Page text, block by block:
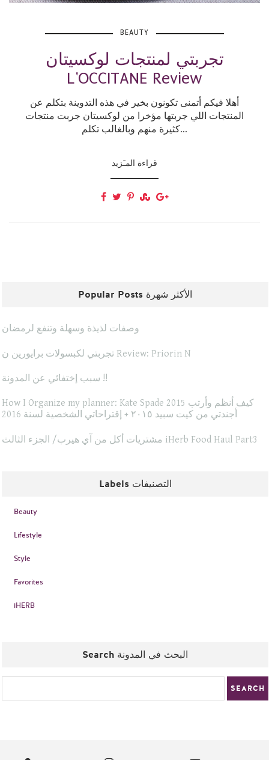
BEAUTY
تجربتي لمنتجات لوكسيتان
L'OCCITANE Review
أهلا فيكم أتمنى تكونون بخير في هذه التدوينة بتكلم عن
المنتجات اللي جربتها مؤخرا من لوكسيتان جربت منتجات
كثيرة منهم وبالغالب تكلم...
قراءة المـَزيد
Popular Posts الأكثر شهرة
وصفات لذيذة وسهلة وتنفع لرمضان
تجربتي لكبسولات برايورين ن Review: Priorin N
سبب إختفائي عن المدونة !!
How I Organize my planner: Kate Spade 2015 كيف أنظم وأرتب
أجندتي من كيت سبيد ٢٠١٥ + إقتراحاتي الشخصية لسنة 2016
مشتريات أكل من آي هيرب/ الجزء الثالث iHerb Food Haul Part3
Labels التصنيفات
Beauty
Lifestyle
Style
Favorites
iHERB
Search البحث في المدونة